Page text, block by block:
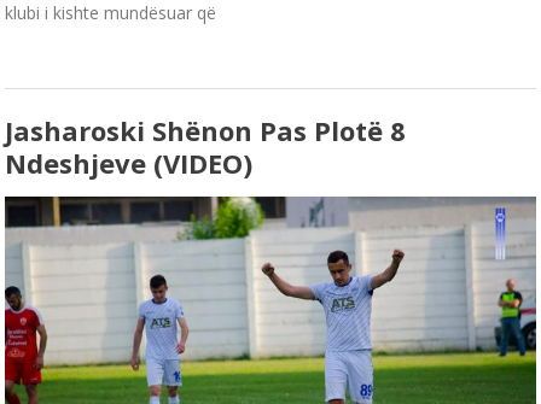
klubi i kishte mundësuar që
Jasharoski Shënon Pas Plotë 8
Ndeshjeve (VIDEO)